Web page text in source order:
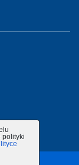
polityki